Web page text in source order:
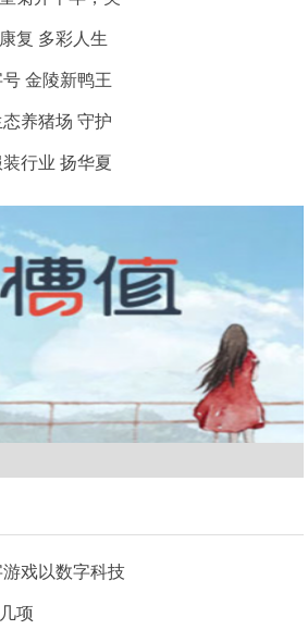
复 多彩人生
金陵新鸭王
养猪场 守护
行业 扬华夏
戏以数字科技
项